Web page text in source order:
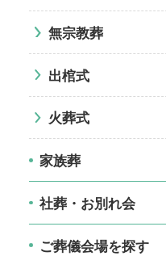
無宗教葬
出棺式
火葬式
家族葬
社葬・お別れ会
ご葬儀会場を探す